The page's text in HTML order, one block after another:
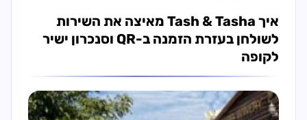
איך Tash & Tasha מאיצה את השירות
לשולחן בעזרת הזמנה ב-QR וסנכרון ישיר
לקופה